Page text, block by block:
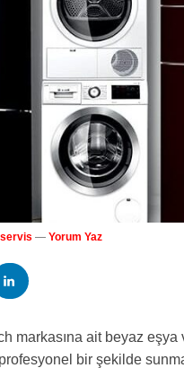
servis — Yorum Yaz
markasına ait beyaz eşya
bir şekilde